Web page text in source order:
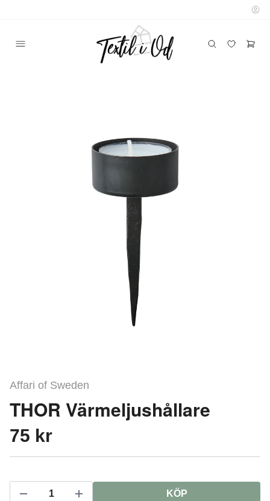
Affari of Sweden
THOR Värmeljushållare
75 kr
KÖP